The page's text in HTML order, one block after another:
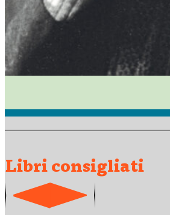
Libri consigliati